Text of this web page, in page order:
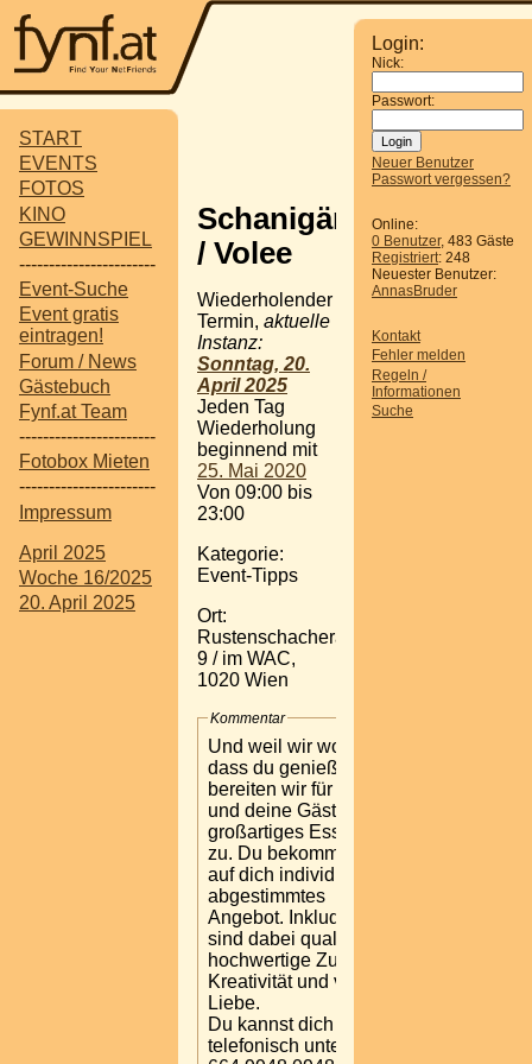
START
EVENTS
FOTOS
KINO
GEWINNSPIEL
-----------------------
Event-Suche
Event gratis
eintragen!
Forum / News
Gästebuch
Fynf.at Team
-----------------------
Fotobox Mieten
-----------------------
Impressum
April 2025
Woche 16/2025
20. April 2025
Login:
Nick:
Passwort:
Neuer Benutzer
Passwort vergessen?
Online:
0 Benutzer, 483 Gäste
Registriert: 248
Neuester Benutzer:
AnnasBruder
Kontakt
Fehler melden
Regeln /
Informationen
Suche
Schanigärten
/ Volee
Wiederholender
Termin, aktuelle
Instanz:
Sonntag, 20.
April 2025
Jeden Tag
Wiederholung
beginnend mit
25. Mai 2020
Von 09:00 bis
23:00
Kategorie:
Event-Tipps
Ort:
Rustenschacherallee
9 / im WAC,
1020 Wien
Kommentar
Und weil wir wollen,
dass du genießt,
bereiten wir für dich
und deine Gäste
großartiges Essen
zu. Du bekommst ein
auf dich individuell
abgestimmtes
Angebot. Inkludiert
sind dabei qualitativ
hochwertige Zutaten,
Kreativität und viel
Liebe.
Du kannst dich gerne
telefonisch unter +43